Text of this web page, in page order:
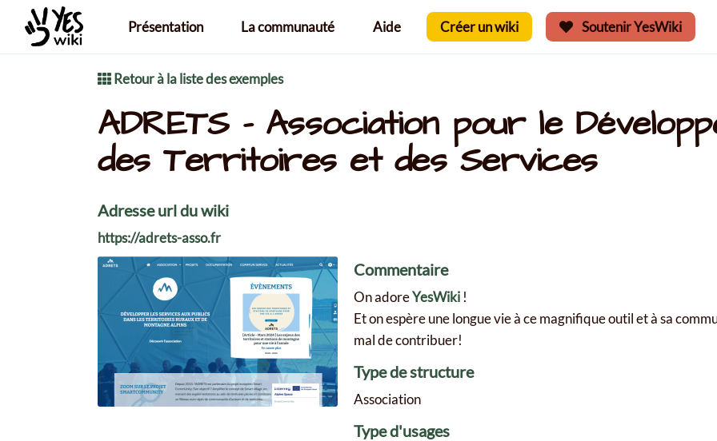
Aller au contenu principalPrésentation La communauté Aide Créer un wiki Soutenir YesWiki
Retour à la liste des exemples
ADRETS - Association pour le
des Territoires et des Services
Adresse url du wiki
https://adrets-asso.fr
Commentaire
On adoreYesWiki !
Et on espère une longue vie à ce magnifique outil et à sa
mal de contribuer!
Type de structure
Association
Type d'usages